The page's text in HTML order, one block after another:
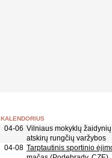
KALENDORIUS
04-06 Vilniaus mokyklų žaidynių
atskirų rungčių varžybos
04-08 Tarptautinis sportinio